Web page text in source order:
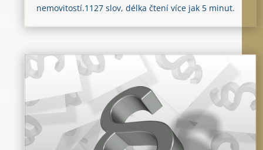
nemovitostí.1127 slov, délka čtení více jak 5 minut.